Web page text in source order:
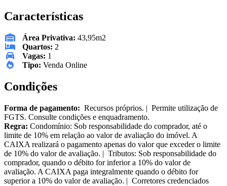
Características
Área Privativa: 43,95m2
Quartos: 2
Vagas: 1
Tipo: Venda Online
Condições
Forma de pagamento: Recursos próprios. | Permite utilização de
FGTS. Consulte condições e enquadramento.
Regra: Condomínio: Sob responsabilidade do comprador, até o
limite de 10% em relação ao valor de avaliação do imóvel. A
CAIXA realizará o pagamento apenas do valor que exceder o limite
de 10% do valor de avaliação. | Tributos: Sob responsabilidade do
comprador, quando o débito for inferior a 10% do valor de
avaliação. A CAIXA paga integralmente quando o débito for
superior a 10% do valor de avaliação. | Corretores credenciados